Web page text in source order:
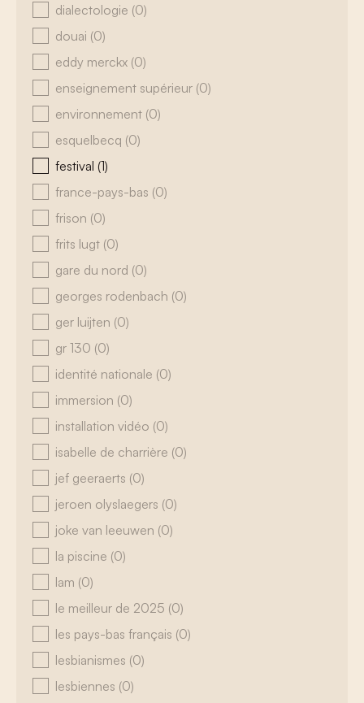
dialectologie (0)
douai (0)
eddy merckx (0)
enseignement supérieur (0)
environnement (0)
esquelbecq (0)
festival (1)
france-pays-bas (0)
frison (0)
frits lugt (0)
gare du nord (0)
georges rodenbach (0)
ger luijten (0)
gr 130 (0)
identité nationale (0)
immersion (0)
installation vidéo (0)
isabelle de charrière (0)
jef geeraerts (0)
jeroen olyslaegers (0)
joke van leeuwen (0)
la piscine (0)
lam (0)
le meilleur de 2025 (0)
les pays-bas français (0)
lesbianismes (0)
lesbiennes (0)